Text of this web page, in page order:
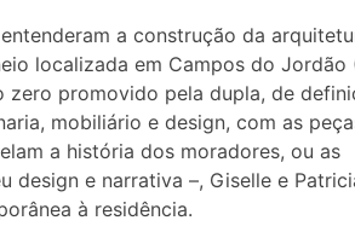
a construção da
localizada em Campos do Jordão
promovido pela dupla, de
mobiliário e design, com as
a história dos moradores, ou as
design e narrativa –, Giselle e
à residência.